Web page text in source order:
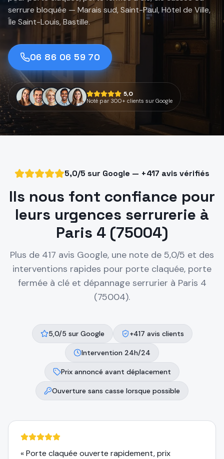
serrure bloquée — Marais sud, Saint-Paul, Hôtel de Ville,
Île Saint-Louis, Bastille.
06 86 06 59 70
5,0
Noté par 300+ clients sur Google
5,0/5 sur Google — +417 avis vérifiés
Ils nous font confiance pour
leurs urgences serrurerie à
Paris 4 (75004)
Plus de 417 avis Google, une note de 5,0/5 et des
interventions rapides pour porte claquée, porte
fermée à clé et dépannage serrurier à Paris 4
(75004).
5,0/5 sur Google +417 avis clients
Intervention 24h/24
Prix annoncé avant déplacement
Ouverture sans casse lorsque possible
«Porte claquée ouverte rapidement, prix